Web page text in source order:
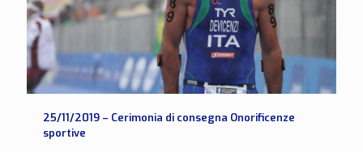
25/11/2019 – Cerimonia di consegna Onorificenze
sportive